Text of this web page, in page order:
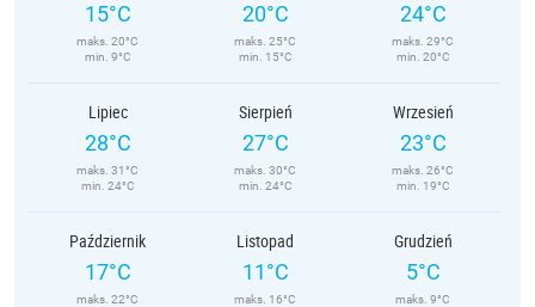
15°C
maks. 20°C
min. 9°C
20°C
maks. 25°C
min. 15°C
24°C
maks. 29°C
min. 20°C
Lipiec
28°C
maks. 31°C
min. 24°C
Sierpień
27°C
maks. 30°C
min. 24°C
Wrzesień
23°C
maks. 26°C
min. 19°C
Październik
17°C
maks. 22°C
Listopad
11°C
maks. 16°C
Grudzień
5°C
maks. 9°C